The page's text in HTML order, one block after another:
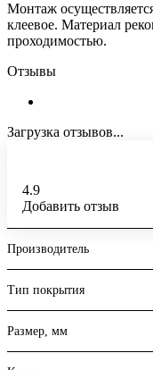
Монтаж
клеевое. Материал
проходимостью.
Отзывы
Загрузка отзывов...
4.9
Добавить отзыв
Производитель
Тип покрытия
Размер, мм